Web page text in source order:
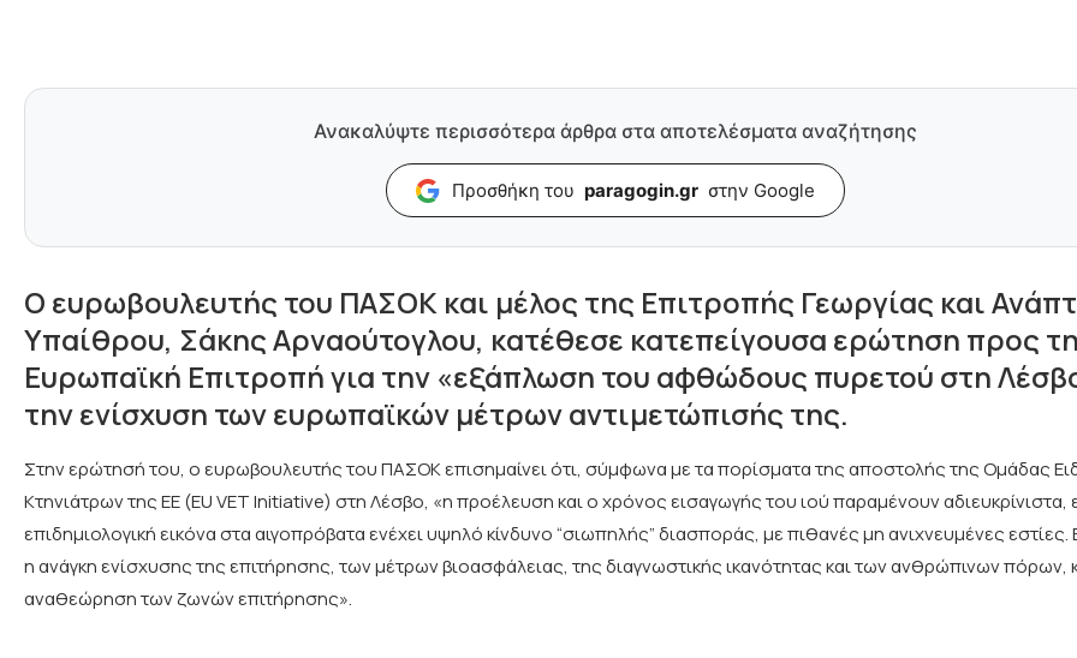
Ανακαλύψτε περισσότερα άρθρα στα αποτελέσματα αναζήτησης
Προσθήκη του paragogin.gr στην Google
Ο ευρωβουλευτής του ΠΑΣΟΚ και μέλος της Επιτροπής Γεωργίας και
Υπαίθρου, Σάκης Αρναούτογλου, κατέθεσε κατεπείγουσα ερώτηση προς
Ευρωπαϊκή Επιτροπή για την «εξάπλωση του αφθώδους πυρετού στη
την ενίσχυση των ευρωπαϊκών μέτρων αντιμετώπισής της.
Στην ερώτησή του, ο ευρωβουλευτής του ΠΑΣΟΚ επισημαίνει ότι, σύμφωνα με τα πορίσματα της αποστολής της Ομάδας
Κτηνιάτρων της ΕΕ (EU VET Initiative) στη Λέσβο, «η προέλευση και ο χρόνος εισαγωγής του ιού παραμένουν αδιευκρίνιστα,
επιδημιολογική εικόνα στα αιγοπρόβατα ενέχει υψηλό κίνδυνο “σιωπηλής” διασποράς, με πιθανές μη ανιχνευμένες εστίες.
η ανάγκη ενίσχυσης της επιτήρησης, των μέτρων βιοασφάλειας, της διαγνωστικής ικανότητας και των ανθρώπινων πόρων,
αναθεώρηση των ζωνών επιτήρησης».